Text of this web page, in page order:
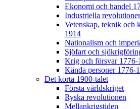
Ekonomi och handel
Industriella
Vetenskap, teknik och
1914
Nationalism och
Sjöfart och
Krig och försvar 1776-
Kända personer 1776-
Det korta 1900-talet
Första världskriget
Ryska revolutionen
Mellankrigstiden